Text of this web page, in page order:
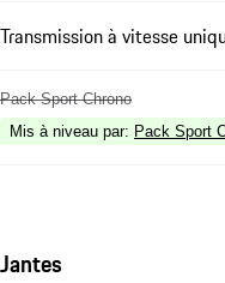
Transmission à vitesse
Pack Sport Chrono
Mis à niveau par: Pack Sport
Jantes